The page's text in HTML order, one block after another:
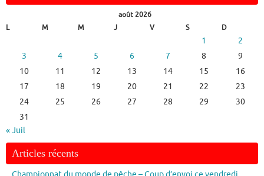
août 2026
L
M M J V S D
1
2
3
4 5 6 7 8
9
10
11 12 13 14 15
16
17
18 19 20 21 22
23
24
25 26 27 28 29
30
31
« Juil
Articles récents